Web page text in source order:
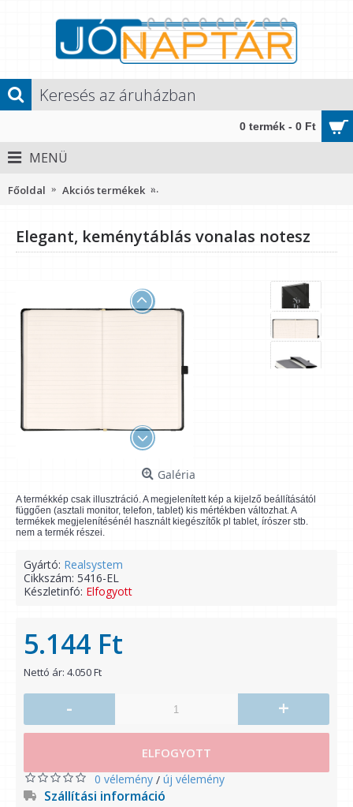
0 termék - 0 Ft
MENÜ
Főoldal Akciós termékek
Elegant, keménytáblás vonalas notesz
Galéria
A termékkép csak illusztráció. A megjelenített kép a kijelző beállításától
függően (asztali monitor, telefon, tablet) kis mértékben változhat. A
termékek megjelenítésénél használt kiegészítők pl tablet, írószer stb.
nem a termék részei.
Gyártó: Realsystem
Cikkszám: 5416-EL
Készletinfó: Elfogyott
5.144 Ft
Nettó ár: 4.050 Ft
- +
ELFOGYOTT
0 vélemény / új vélemény
Szállítási információ